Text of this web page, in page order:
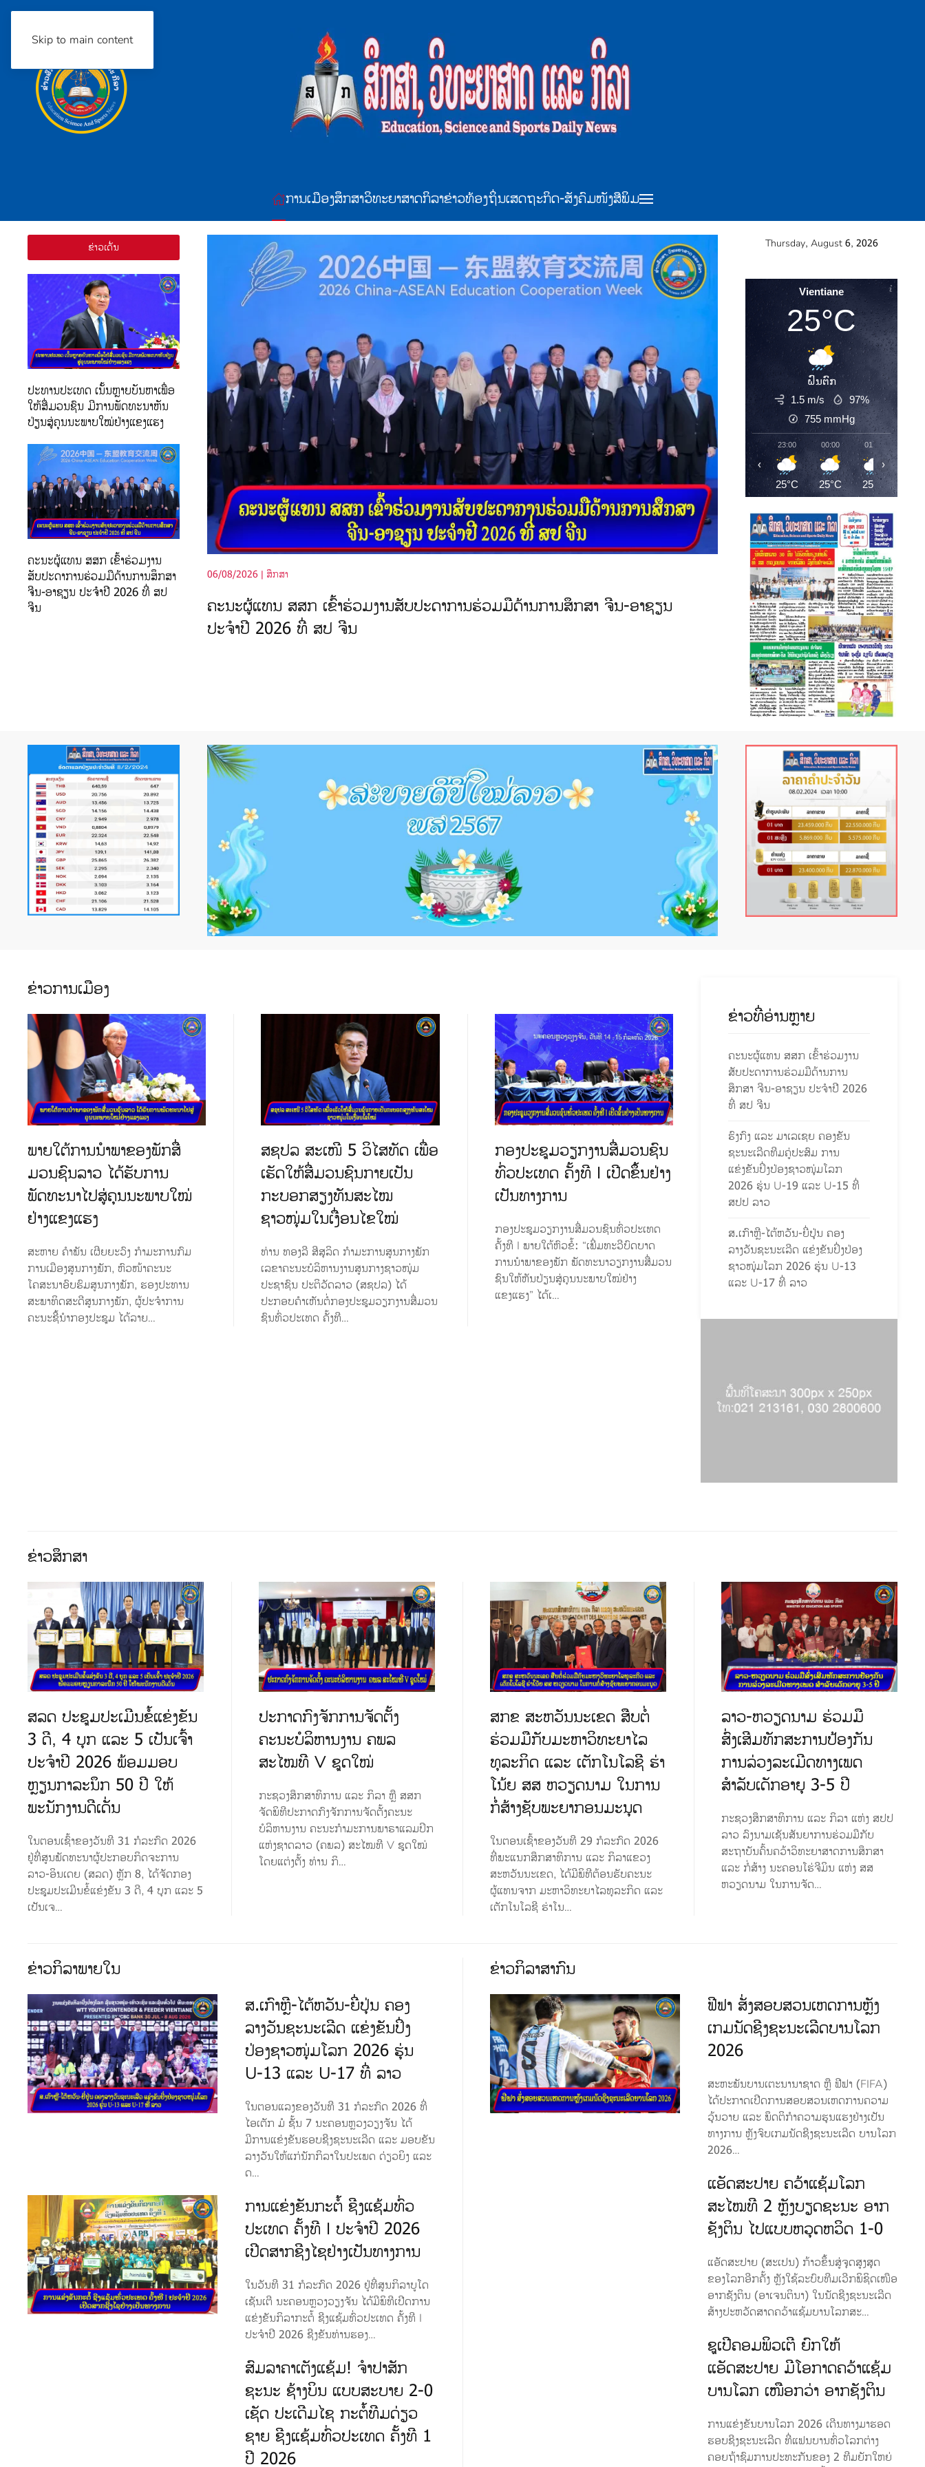
Skip to main content
ການເມືອງສຶກສາວິທະຍາສາດກິລາຂ່າວທ້ອງຖິ່ນເສດຖະກິດ-ສັງຄົມໜັງສືພິມ
ຂ່າວເດັ່ນ
ປະທານປະເທດ ເນັ້ນຫຼາຍບັນຫາເພື່ອ
ໃຫ້ສື່ມວນຊົນ ມີການພັດທະນາຫັນ
ປ່ຽນສູ່ຄຸນນະພາບໃໝ່ຢ່າງແຂງແຮງ
ຄະນະຜູ້ແທນ ສສກ ເຂົ້າຮ່ວມງານ
ສັບປະດາການຮ່ວມມືດ້ານການສຶກສາ
ຈີນ-ອາຊຽນ ປະຈຳປີ 2026 ທີ່ ສປ
ຈີນ
ນສຶກສາ ຈີນ-ອາຊຽນ
03/08/2026 | ກິລາ
ຮົງກົງ ແລະ ມາເລເຊຍ ຄອງຂັນຊະນະເລີດທີມຄູ່ປະສົມ ການແຂ່ງຂັນປິ່ງປ່ອງຊາວໜຸ່ມໂລກ
2026 ຮຸ່ນ U-19 ແລະ U-15 ທີ່ ສປປ ລາວ
03/08/2026 | ກິລາ
ສ.ເກົາຫຼີ-ໄຕ້ຫວັນ-ຍີ່ປຸ່ນ ຄອງ
U-13 ແລະ U-17 ທີ່ ລາວ
Thursday, August 6, 2026
Vientiane
25°C
ຝົນຕົກ
1.5 m/s
97%
755mmHg
23:00
25°C
00:00
25°C
01:00
25°C
‹ ›
ຂ່າວການເມືອງ
ພາຍໃຕ້ການນໍາພາຂອງພັກສື່
ມວນຊົນລາວ ໄດ້ຮັບການ
ພັດທະນາໄປສູ່ຄຸນນະພາບໃໝ່
ຢ່າງແຂງແຮງ
ສະຫາຍ ຄຳພັນ ເຜີຍຍະວົງ ກຳມະການກົມ
ການເມືອງສູນກາງພັກ, ຫົວໜ້າຄະນະ
ໂຄສະນາອົບຮົມສູນກາງພັກ, ຮອງປະທານ
ສະພາທິດສະດີສູນກາງພັກ, ຜູ້ປະຈຳການ
ຄະນະຊີ້ນໍາກອງປະຊຸມ ໄດ້ລາຍ…
ສຊປລ ສະເໜີ 5 ວິໄສທັດ ເພື່ອ
ເຮັດໃຫ້ສື່ມວນຊົນກາຍເປັນ
ກະບອກສຽງທັນສະໄໝ
ຊາວໜຸ່ມໃນເງື່ອນໄຂໃໝ່
ທ່ານ ທອງລີ ສີສຸລິດ ກຳມະການສູນກາງພັກ
ເລຂາຄະນະບໍລິຫານງານສູນກາງຊາວໜຸ່ມ
ປະຊາຊົນ ປະຕິວັດລາວ (ສຊປລ) ໄດ້
ປະກອບຄຳເຫັນຕໍ່ກອງປະຊຸມວຽກງານສື່ມວນ
ຊົນທົ່ວປະເທດ ຄັ້ງທີ…
ກອງປະຊຸມວຽກງານສື່ມວນຊົນ
ທົ່ວປະເທດ ຄັ້ງທີ I ເປີດຂຶ້ນຢ່າງ
ເປັນທາງການ
ກອງປະຊຸມວຽກງານສື່ມວນຊົນທົ່ວປະເທດ
ຄັ້ງທີ I ພາຍໃຕ້ຫົວຂໍ້: “ເພີ່ມທະວີບົດບາດ
ການນໍາພາຂອງພັກ ພັດທະນາວຽກງານສື່ມວນ
ຊົນໃຫ້ຫັນປ່ຽນສູ່ຄຸນນະພາບໃໝ່ຢ່າງ
ແຂງແຮງ” ໄດ້ເ…
ຂ່າວທີ່ອ່ານຫຼາຍ
ຄະນະຜູ້ແທນ ສສກ ເຂົ້າຮ່ວມງານ
ສັບປະດາການຮ່ວມມືດ້ານການ
ສຶກສາ ຈີນ-ອາຊຽນ ປະຈຳປີ 2026
ທີ່ ສປ ຈີນ
ຮົງກົງ ແລະ ມາເລເຊຍ ຄອງຂັນ
ຊະນະເລີດທີມຄູ່ປະສົມ ການ
ແຂ່ງຂັນປິ່ງປ່ອງຊາວໜຸ່ມໂລກ
2026 ຮຸ່ນ U-19 ແລະ U-15 ທີ່
ສປປ ລາວ
ສ.ເກົາຫຼີ-ໄຕ້ຫວັນ-ຍີ່ປຸ່ນ ຄອງ
ລາງວັນຊະນະເລີດ ແຂ່ງຂັນປິ່ງປ່ອງ
ຊາວໜຸ່ມໂລກ 2026 ຮຸ່ນ U-13
ແລະ U-17 ທີ່ ລາວ
ຂ່າວສຶກສາ
ສລດ ປະຊຸມປະເມີນຂໍ້ແຂ່ງຂັນ
3 ດີ, 4 ບຸກ ແລະ 5 ເປັນເຈົ້າ
ປະຈຳປີ 2026 ພ້ອມມອບ
ຫຼຽນກາລະນຶກ 50 ປີ ໃຫ້
ພະນັກງານດີເດັ່ນ
​ໃນຕອນເຊົ້າຂອງວັນທີ 31 ກໍລະກົດ 2026
ຢູ່ທີ່ສູນພັດທະນາຜູ້ປະກອບກິດຈະການ
ລາວ-ອິນເດຍ (ສລດ) ຫຼັກ 8, ໄດ້ຈັດກອງ
ປະຊຸມປະເມີນຂໍ້ແຂ່ງຂັນ 3 ດີ, 4 ບຸກ ແລະ 5
ເປັນເຈ…
ປະກາດກົງຈັກການຈັດຕັ້ງ
ຄະນະບໍລິຫານງານ ຄພລ
ສະໄໝທີ V ຊຸດໃໝ່
ກະຊວງສຶກສາທິການ ແລະ ກິລາ ຫຼື ສສກ
ຈັດພິທີປະກາດກົງຈັກການຈັດຕັ້ງຄະນະ
ບໍລິຫານງານ ຄະນະກຳມະການພາຣາແລມປິກ
ແຫ່ງຊາດລາວ (ຄພລ) ສະໄໝທີ V ຊຸດໃໝ່
ໂດຍແຕ່ງຕັ້ງ ທ່ານ ກິ…
ສກຂ ສະຫວັນນະເຂດ ສືບຕໍ່
ຮ່ວມມືກັບມະຫາວິທະຍາໄລ
ທຸລະກິດ ແລະ ເຕັກໂນໂລຊີ ຮ່າ
ໂນ້ຍ ສສ ຫວຽດນາມ ໃນການ
ກໍ່ສ້າງຊັບພະຍາກອນມະນຸດ
ໃນຕອນເຊົ້າຂອງວັນທີ 29 ກໍລະກົດ 2026
ທີ່ພະແນກສຶກສາທິການ ແລະ ກິລາແຂວງ
ສະຫວັນນະເຂດ, ໄດ້ມີພິທີຕ້ອນຮັບຄະນະ
ຜູ້ແທນຈາກ ມະຫາວິທະຍາໄລທຸລະກິດ ແລະ
ເຕັກໂນໂລຊີ ຮ່າໂນ…
ລາວ-ຫວຽດນາມ ຮ່ວມມື
ສົ່ງເສີມທັກສະການປ້ອງກັນ
ການລ່ວງລະເມີດທາງເພດ
ສຳລັບເດັກອາຍຸ 3-5 ປີ
ກະຊວງສຶກສາທິການ ແລະ ກິລາ ແຫ່ງ ສປປ
ລາວ ລົງນາມເຊັນສັນຍາການຮ່ວມມືກັບ
ສະຖາບັນຄົ້ນຄວ້າວິທະຍາສາດການສຶກສາ
ແລະ ກໍ່ສ້າງ ນະຄອນໂຮ່ຈີມິນ ແຫ່ງ ສສ
ຫວຽດນາມ ໃນການຈັດ…
ຂ່າວກິລາພາຍໃນ
ສ.ເກົາຫຼີ-ໄຕ້ຫວັນ-ຍີ່ປຸ່ນ ຄອງ
ລາງວັນຊະນະເລີດ ແຂ່ງຂັນປິ່ງ
ປ່ອງຊາວໜຸ່ມໂລກ 2026 ຮຸ່ນ
U-13 ແລະ U-17 ທີ່ ລາວ
ໃນຕອນແລງຂອງວັນທີ 31 ກໍລະກົດ 2026 ທີ່
ໄອເຕັກ ມໍ ຊັ້ນ 7 ນະຄອນຫຼວງວຽງຈັນ ໄດ້
ມີການແຂ່ງຂັນຮອບຊີງຊະນະເລີດ ແລະ ມອບຂັນ
ລາງວັນໃຫ້ແກ່ນັກກິລາໃນປະເພດ ດ່ຽວຍິງ ແລະ
ດ…
ການແຂ່ງຂັນກະຕໍ້ ຊີງແຊ້ມທົ່ວ
ປະເທດ ຄັ້ງທີ I ປະຈຳປີ 2026
ເປີດສາກຊີງໄຊຢ່າງເປັນທາງການ
ໃນວັນທີ 31 ກໍລະກົດ 2026 ຢູ່ທີ່ສູນກິລາບູໂດ
ເຊັນເຕີ ນະຄອນຫຼວງວຽງຈັນ ໄດ້ມີພິທີເປີດການ
ແຂ່ງຂັນກິລາກະຕໍ້ ຊີງແຊ້ມທົ່ວປະເທດ ຄັ້ງທີ I
ປະຈຳປີ 2026 ຊີງຂັນທ່ານຮອງ…
ສົມລາຄາເຕັງແຊ້ມ! ຈຳປາສັກ
ຊະນະ ຊ້າງບິນ ແບບສະບາຍ 2-0
ເຊັດ ປະເດີມໄຊ ກະຕໍ້ທີມດ່ຽວ
ຊາຍ ຊີງແຊ້ມທົ່ວປະເທດ ຄັ້ງທີ 1
ປີ 2026
ຂ່າວກິລາສາກົນ
ຟີຟາ ສັ່ງສອບສວນເຫດການຫຼັງ
ເກມນັດຊີງຊະນະເລີດບານໂລກ
2026
ສະຫະພັນບານເຕະນານາຊາດ ຫຼື ຟີຟາ (FIFA)
ໄດ້ປະກາດເປີດການສອບສວນເຫດການຄວາມ
ວຸ້ນວາຍ ແລະ ພຶດຕິກຳຄວາມຮຸນແຮງຢ່າງເປັນ
ທາງການ ຫຼັງຈົບເກມນັດຊີງຊະນະເລີດ ບານໂລກ
2026…
ແອັດສະປາຍ ຄວ້າແຊ້ມໂລກ
ສະໄໝທີ 2 ຫຼັງບຽດຊະນະ ອາກ
ຊັງຕິນ ໄປແບບຫວຸດຫວິດ 1-0
ແອັດສະປາຍ (ສະເປນ) ກ້າວຂຶ້ນສູ່ຈຸດສູງສຸດ
ຂອງໂລກອີກຄັ້ງ ຫຼັງໃຊ້ລະບົບທີມເວີກພິຊິດເໜືອ
ອາກຊັງຕິນ (ອາເຈນຕິນາ) ໃນນັດຊີງຊະນະເລີດ
ສ້າງປະຫວັດສາດຄວ້າແຊ້ມບານໂລກສະ…
ຊູເປີຄອມພິວເຕີ ຍົກໃຫ້
ແອັດສະປາຍ ມີໂອກາດຄວ້າແຊ້ມ
ບານໂລກ ເໜືອກວ່າ ອາກຊັງຕິນ
ການແຂ່ງຂັນບານໂລກ 2026 ເດີນທາງມາຮອດ
ຮອບຊີງຊະນະເລີດ ທີ່ແຟນບານທົ່ວໂລກຕ່າງ
ຄອຍຖ້າຊົມການປະທະກັນຂອງ 2 ທີມຍັກໃຫຍ່